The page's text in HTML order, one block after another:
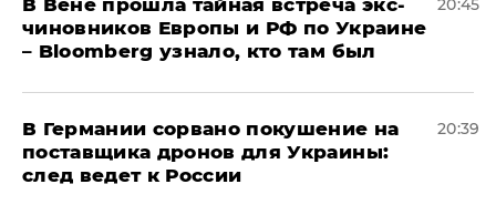
В Вене прошла тайная встреча экс-
чиновников Европы и РФ по Украине
– Bloomberg узнало, кто там был
20:45
​В Германии сорвано покушение на
поставщика дронов для Украины:
след ведет к России
20:39